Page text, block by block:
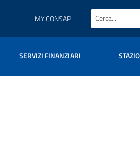
MY CONSAP
SERVIZI FINANZIARI